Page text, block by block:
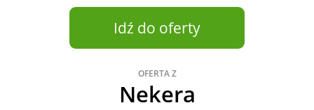
Idź do oferty
OFERTA Z
Nekera